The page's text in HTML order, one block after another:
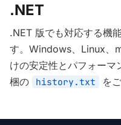
.NET
.NET 版でも対応する機
す。Windows、Linux、
けの安定性とパフォーマ
梱の
history.txt を